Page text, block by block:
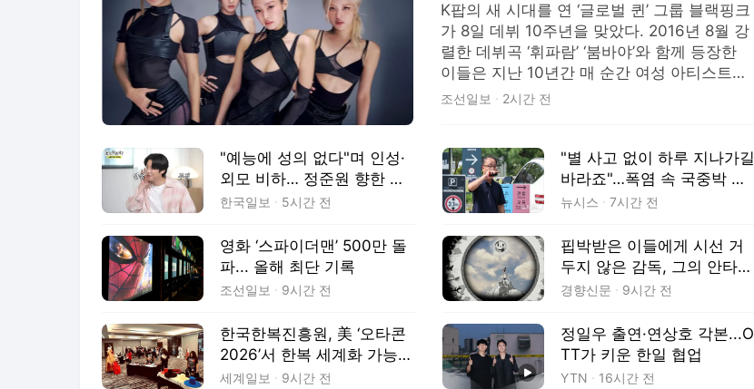
K팝의 새 시대를 연 ‘글로벌 퀸’ 그룹 블랙핑크
가 8일 데뷔 10주년을 맞았다. 2016년 8월 강
렬한 데뷔곡 ‘휘파람’ ‘붐바야’와 함께 등장한
이들은 지난 10년간 매 순간 여성 아티스트의
‘최초’와 ‘최고’의 기록을 써 내려오며 세계 음
에 따르면 블랙핑크 멤
조선일보 2시간 전
"예능에 성의 없다"며 인성·
외모 비하… 정준원 향한 도
넘은 비난
한국일보 5시간 전
"별 사고 없이 하루 지나가길
바라죠"…폭염 속 국중박 첫
관문 지키는 사람
뉴시스 7시간 전
영화 ‘스파이더맨’ 500만 돌
파... 올해 최단 기록
조선일보 9시간 전
핍박받은 이들에게 시선 거
두지 않은 감독, 그의 안타까
운 죽음을 추모하며[오마주]
경향신문 9시간 전
한국한복진흥원, 美 ‘오타콘
2026’서 한복 세계화 가능성
확인
세계일보 9시간 전
정일우 출연·연상호 각본...O
TT가 키운 한일 협업
YTN 16시간 전